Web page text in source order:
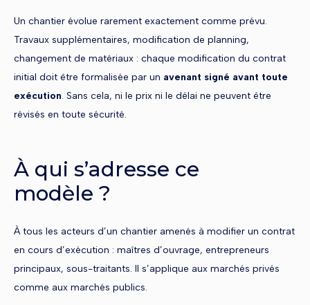
Un chantier évolue rarement exactement comme prévu.
Travaux supplémentaires, modification de planning,
changement de matériaux : chaque modification du contrat
initial doit être formalisée par un avenant signé avant toute
exécution. Sans cela, ni le prix ni le délai ne peuvent être
révisés en toute sécurité.
À qui s’adresse ce
modèle ?
À tous les acteurs d’un chantier amenés à modifier un contrat
en cours d’exécution : maîtres d’ouvrage, entrepreneurs
principaux, sous-traitants. Il s’applique aux marchés privés
comme aux marchés publics.